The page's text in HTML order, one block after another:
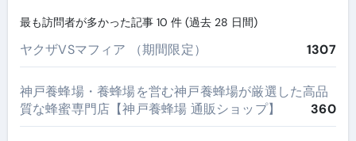
最も訪問者が多かった記事 10 件 (過去 28 日間)
ヤクザVSマフィア （期間限定） 1307
神戸養蜂場・養蜂場を営む神戸養蜂場が厳選した高品
質な蜂蜜専門店【神戸養蜂場 通販ショップ】
360